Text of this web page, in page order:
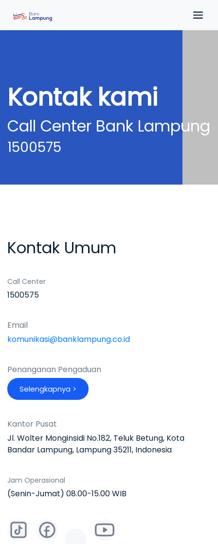
Kontak kami
Call Center Bank Lampung
1500575
Kontak Umum
Call Center
1500575
Email
komunikasi@banklampung.co.id
Penanganan Pengaduan
Selengkapnya >
Kantor Pusat
Jl. Wolter Monginsidi No.182, Teluk Betung, Kota
Bandar Lampung, Lampung 35211, Indonesia
Jam Operasional
(Senin-Jumat) 08.00-15.00 WIB